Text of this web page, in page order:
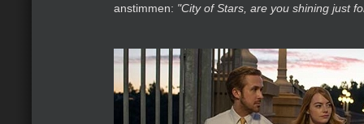
anstimmen: "City of Stars, are you shining just